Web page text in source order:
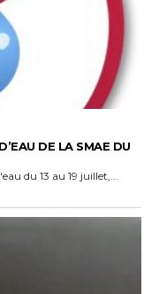
DE LA SMAE DU
du 13 au 19 juillet,...